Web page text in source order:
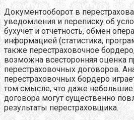
Документооборот в
уведомления и переписку об
бухучет и отчетность, обмен
информацией (статистика,
также перестраховочное
возможна всесторонняя оценка
перестраховочных договоров.
перестраховочных бордеро
том смысле, что даже
договора могут существенно
результаты перестраховщика.